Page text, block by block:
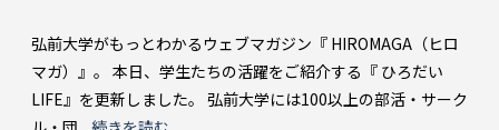
弘前大学がもっとわかるウェブマガジン『 HIROMAGA（ヒロ
マガ）』。 本日、学生たちの活躍をご紹介する『 ひろだい
LIFE』を更新しました。 弘前大学には100以上の部活・サーク